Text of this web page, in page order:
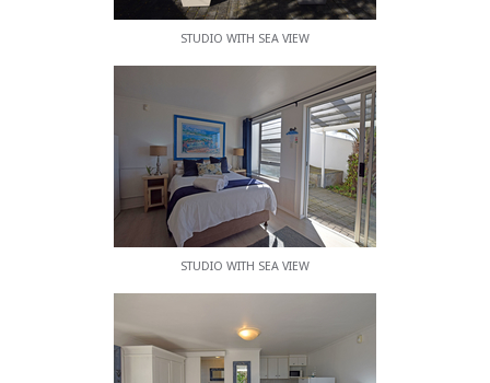
STUDIO WITH SEA VIEW
STUDIO WITH SEA VIEW